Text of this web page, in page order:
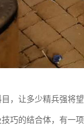
，让多少精兵强将
巧的结合体，有一